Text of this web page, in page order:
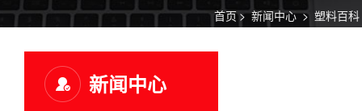
首页 >新闻中心> 塑料百科
新闻中心